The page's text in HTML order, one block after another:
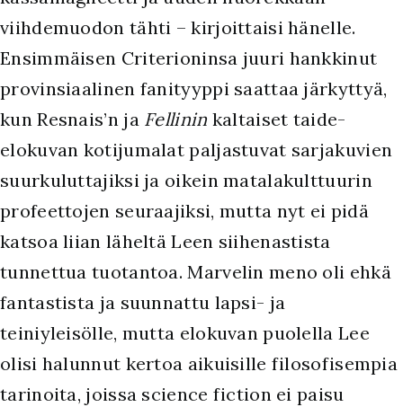
viihdemuodon tähti – kirjoittaisi hänelle.
Ensimmäisen Criterioninsa juuri hankkinut
provinsiaalinen fanityyppi saattaa järkyttyä,
kun Resnais’n ja Fellinin kaltaiset taide-
elokuvan kotijumalat paljastuvat sarjakuvien
suurkuluttajiksi ja oikein matalakulttuurin
profeettojen seuraajiksi, mutta nyt ei pidä
katsoa liian läheltä Leen siihenastista
tunnettua tuotantoa. Marvelin meno oli ehkä
fantastista ja suunnattu lapsi- ja
teiniyleisölle, mutta elokuvan puolella Lee
olisi halunnut kertoa aikuisille filosofisempia
tarinoita, joissa science fiction ei paisu